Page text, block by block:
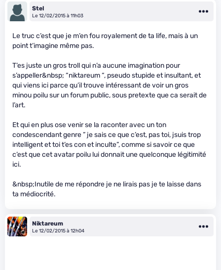
Stel
Le 12/02/2015 à 11h03
Le truc c’est que je m’en fou royalement de ta life, mais à un
point t’imagine même pas.
T’es juste un gros troll qui n’a aucune imagination pour
s’appeller&nbsp; “niktareum “, pseudo stupide et insultant, et
qui viens ici parce qu’il trouve intéressant de voir un gros
minou poilu sur un forum public, sous pretexte que ca serait de
l’art.
Et qui en plus ose venir se la raconter avec un ton
condescendant genre ” je sais ce que c’est, pas toi, jsuis trop
intelligent et toi t’es con et inculte”, comme si savoir ce que
c’est que cet avatar poilu lui donnait une quelconque légitimité
ici.
&nbsp;Inutile de me répondre je ne lirais pas je te laisse dans
ta médiocrité.
Niktareum
Le 12/02/2015 à 12h04